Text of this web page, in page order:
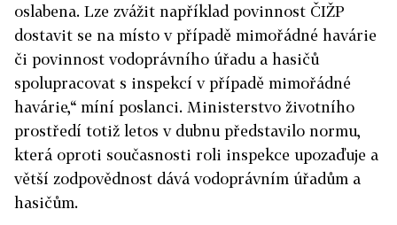
oslabena. Lze zvážit například povinnost ČIŽP
dostavit se na místo v případě mimořádné havárie
či povinnost vodoprávního úřadu a hasičů
spolupracovat s inspekcí v případě mimořádné
havárie,“ míní poslanci. Ministerstvo životního
prostředí totiž letos v dubnu představilo normu,
která oproti současnosti roli inspekce upozaďuje a
větší zodpovědnost dává vodoprávním úřadům a
hasičům.